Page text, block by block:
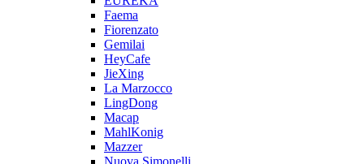
Faema
Fiorenzato
Gemilai
HeyCafe
JieXing
La Marzocco
LingDong
Macap
MahlKonig
Mazzer
Nuova Simonelli